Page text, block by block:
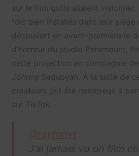
sur le film qu’ils allaient visionner.
fois bien installés dans leur siège
découvert en avant-première le
d’horreur du studio Paramount,
cette projection en compagnie de
Johnny Sequoyah. À la suite de
créateurs ont été nombreux à
sur TikTok.
J’ai jamais vu un film